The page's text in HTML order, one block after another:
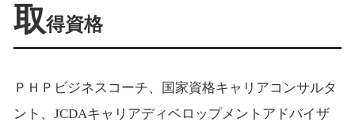
取得資格
ＰＨＰビジネスコーチ、国家資格キャリアコンサルタ
ント、JCDAキャリアディベロップメントアドバイザ